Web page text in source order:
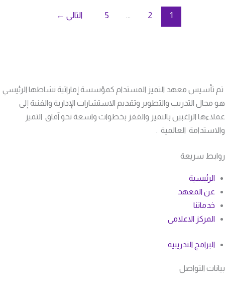
1
2
…
5 التالي ←
تم تأسيس معهد التميز المستدام كمؤسسة إماراتية نشاطها الرئيسي
هو مجال التدريب والتطوير وتقديم الاستشارات الإدارية والفنية إلى
عملاءها الراغبين بالتميز والقفز بخطوات واسعة نحو آفاق التميز
والاستدامة العالمية .
روابط سريعة
الرئيسية
عن المعهد
خدماتنا
المركز الاعلامى
البرامج التدريبية
بيانات التواصل